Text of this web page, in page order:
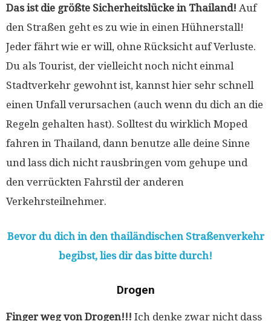
Das ist die größte Sicherheitslücke in Thailand! Auf
den Straßen geht es zu wie in einen Hühnerstall!
Jeder fährt wie er will, ohne Rücksicht auf Verluste.
Du als Tourist, der vielleicht noch nicht einmal
Stadtverkehr gewohnt ist, kannst hier sehr schnell
einen Unfall verursachen (auch wenn du dich an die
Regeln gehalten hast). Solltest du wirklich Moped
fahren in Thailand, dann benutze alle deine Sinne
und lass dich nicht rausbringen vom gehupe und
den verrückten Fahrstil der anderen
Verkehrsteilnehmer.
Bevor du dich in den thailändischen Straßenverkehr
begibst, lies dir das bitte durch!
Drogen
Finger weg von Drogen!!! Ich denke zwar nicht dass